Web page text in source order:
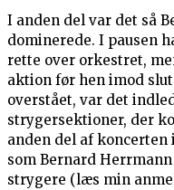
I anden del var det så
dominerede. I pausen
rette over orkestret,
aktion før hen imod
overstået, var det
strygersektioner, der
anden del af
som Bernard
strygere (læs min